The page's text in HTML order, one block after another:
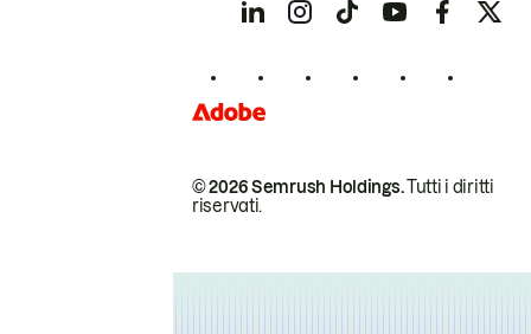
© 2026 Semrush Holdings.Tutti i diritti
riservati.